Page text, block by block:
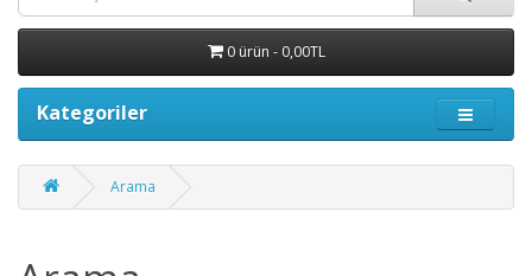
0 ürün - 0,00TL
Kategoriler
Arama